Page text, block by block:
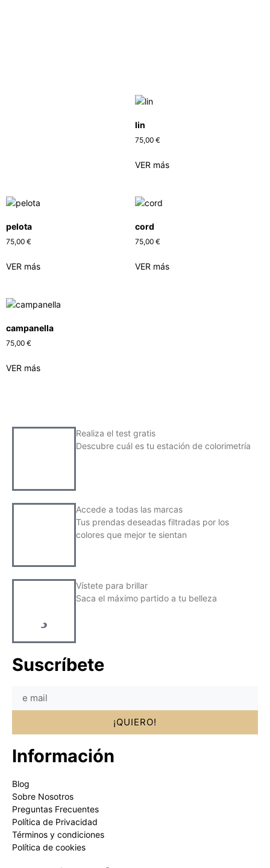
lin
75,00 €
VER más
pelota
75,00 €
VER más
cord
75,00 €
VER más
campanella
75,00 €
VER más
Realiza el test gratis
Descubre cuál es tu estación de colorimetría
Accede a todas las marcas
Tus prendas deseadas filtradas por los
colores que mejor te sientan
Vístete para brillar
Saca el máximo partido a tu belleza
Suscríbete
¡QUIERO!
Información
Blog
Sobre Nosotros
Preguntas Frecuentes
Política de Privacidad
Términos y condiciones
Política de cookies